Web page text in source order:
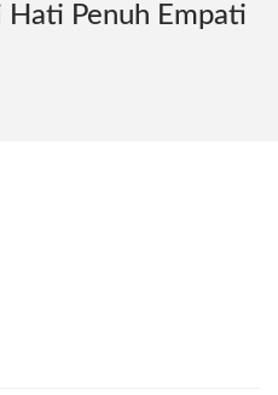
Penuh Empati